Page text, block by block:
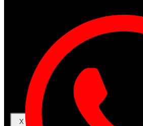
Contacto
Acceder
Iniciar Sesion
Registro
Restablecer la contraseña
X